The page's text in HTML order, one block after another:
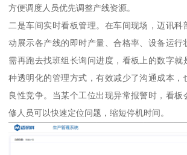
方便调度人员优先调整产线资源。
二是车间实时看板管理。在车间现场，迈讯科
动展示各产线的即时产量、合格率、设备运行
需再跑去找班组长询问进度，看板上的数字就
种透明化的管理方式，有效减少了沟通成本，
良性竞争。当某个工位出现异常报警时，看板
修人员可以快速定位问题，缩短停机时间。